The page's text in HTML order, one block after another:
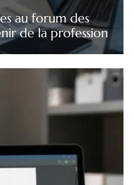
au forum des
de la profession